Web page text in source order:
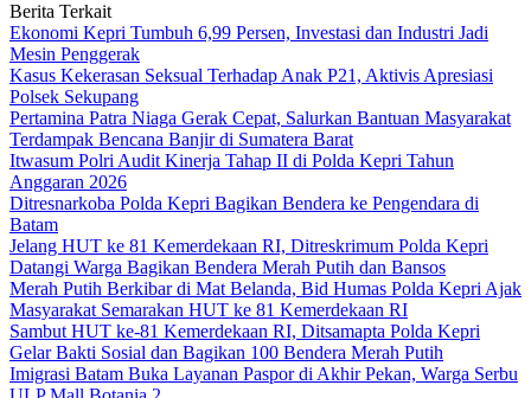
Berita Terkait
Ekonomi Kepri Tumbuh 6,99 Persen, Investasi dan Industri Jadi
Mesin Penggerak
Kasus Kekerasan Seksual Terhadap Anak P21, Aktivis Apresiasi
Polsek Sekupang
Pertamina Patra Niaga Gerak Cepat, Salurkan Bantuan Masyarakat
Terdampak Bencana Banjir di Sumatera Barat
Itwasum Polri Audit Kinerja Tahap II di Polda Kepri Tahun
Anggaran 2026
Ditresnarkoba Polda Kepri Bagikan Bendera ke Pengendara di
Batam
Jelang HUT ke 81 Kemerdekaan RI, Ditreskrimum Polda Kepri
Datangi Warga Bagikan Bendera Merah Putih dan Bansos
Merah Putih Berkibar di Mat Belanda, Bid Humas Polda Kepri Ajak
Masyarakat Semarakan HUT ke 81 Kemerdekaan RI
Sambut HUT ke-81 Kemerdekaan RI, Ditsamapta Polda Kepri
Gelar Bakti Sosial dan Bagikan 100 Bendera Merah Putih
Imigrasi Batam Buka Layanan Paspor di Akhir Pekan, Warga Serbu